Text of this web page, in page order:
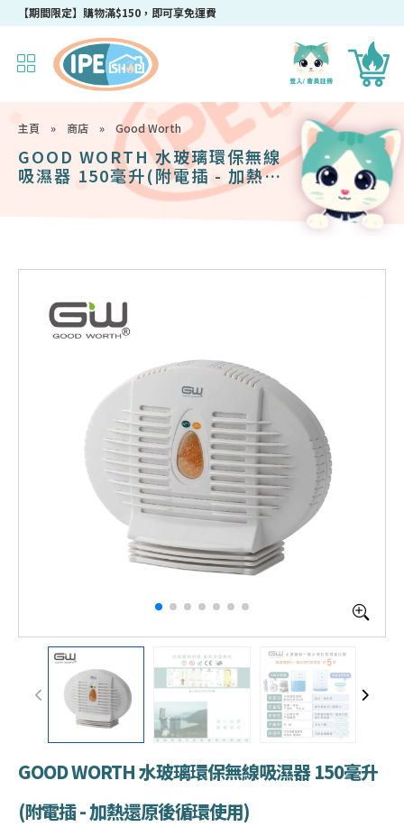
【期間限定】購物滿$150，即可享免運費
成為IPEshop會員，新會員即可獲得迎新$50購物優惠碼！
主頁 » 商店 » Good Worth
GOOD WORTH 水玻璃環保無線
吸濕器 150毫升(附電插 - 加熱還
原後循環使用)
GOOD WORTH 水玻璃環保無線吸濕器 150毫升
(附電插 - 加熱還原後循環使用)